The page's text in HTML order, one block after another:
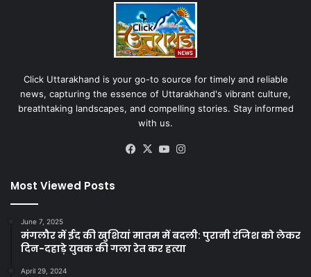
Click Uttarakhand is your go-to source for timely and reliable
news, capturing the essence of Uttarakhand's vibrant culture,
breathtaking landscapes, and compelling stories. Stay informed
with us.
Facebook
X YouTube
Most Viewed Posts
June 7, 2025
मंगलौर में ईद की खुशियां मातम में बदली: पुरानी रंजिश को लेकर
दिन-दहाड़े युवक की गला रेत कर हत्या
April 29, 2024